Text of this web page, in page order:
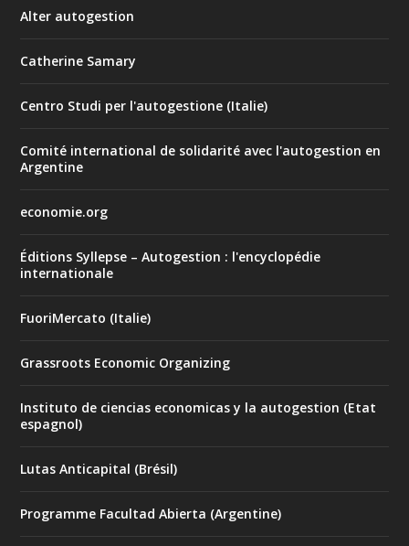
Alter autogestion
Catherine Samary
Centro Studi per l'autogestione (Italie)
Comité international de solidarité avec l'autogestion en
Argentine
economie.org
Éditions Syllepse – Autogestion : l'encyclopédie
internationale
FuoriMercato (Italie)
Grassroots Economic Organizing
Instituto de ciencias economicas y la autogestion (Etat
espagnol)
Lutas Anticapital (Brésil)
Programme Facultad Abierta (Argentine)